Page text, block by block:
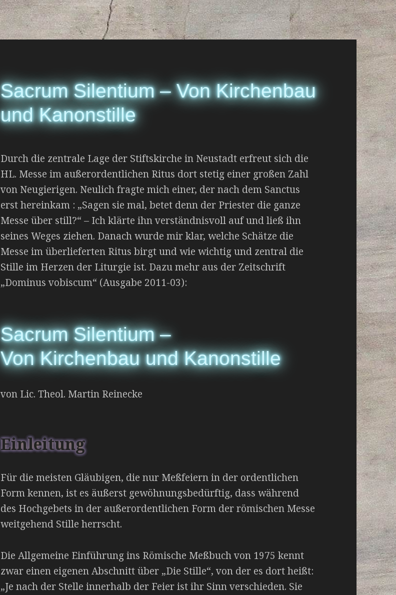
Sacrum Silentium – Von Kirchenbau
und Kanonstille
Durch die zentrale Lage der Stiftskirche in Neustadt erfreut sich die
HL. Messe im außerordentlichen Ritus dort stetig einer großen Zahl
von Neugierigen. Neulich fragte mich einer, der nach dem Sanctus
erst hereinkam : „Sagen sie mal, betet denn der Priester die ganze
Messe über still?“ – Ich klärte ihn verständnisvoll auf und ließ ihn
seines Weges ziehen. Danach wurde mir klar, welche Schätze die
Messe im überlieferten Ritus birgt und wie wichtig und zentral die
Stille im Herzen der Liturgie ist. Dazu mehr aus der Zeitschrift
„Dominus vobiscum“ (Ausgabe 2011-03):
Sacrum Silentium –
Von Kirchenbau und Kanonstille
von Lic. Theol. Martin Reinecke
Einleitung
Für die meisten Gläubigen, die nur Meßfeiern in der ordentlichen
Form kennen, ist es äußerst gewöhnungsbedürftig, dass während
des Hochgebets in der außerordentlichen Form der römischen Messe
weitgehend Stille herrscht.
Die Allgemeine Einführung ins Römische Meßbuch von 1975 kennt
zwar einen eigenen Abschnitt über „Die Stille“, von der es dort heißt:
„Je nach der Stelle innerhalb der Feier ist ihr Sinn verschieden. Sie